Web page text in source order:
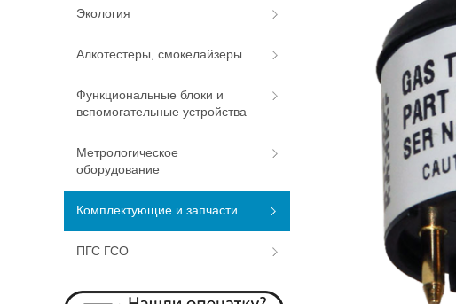
Экология
Алкотестеры, смокелайзеры
Функциональные блоки и
вспомогательные устройства
Метрологическое
оборудование
Комплектующие и запчасти
ПГС ГСО